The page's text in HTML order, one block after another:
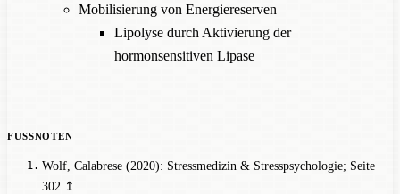
Mobilisierung von Energiereserven
Lipolyse durch Aktivierung der
hormonsensitiven Lipase
Wolf, Calabrese (2020): Stressmedizin & Stresspsychologie; Seite
302 ↥